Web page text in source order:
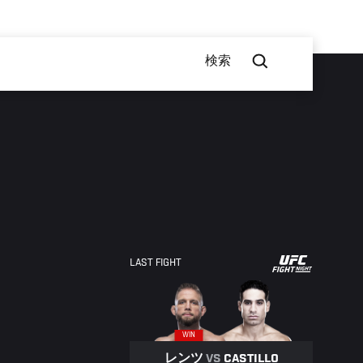
検索
LAST FIGHT
UFC
WIN
レンツ VS CASTILLO